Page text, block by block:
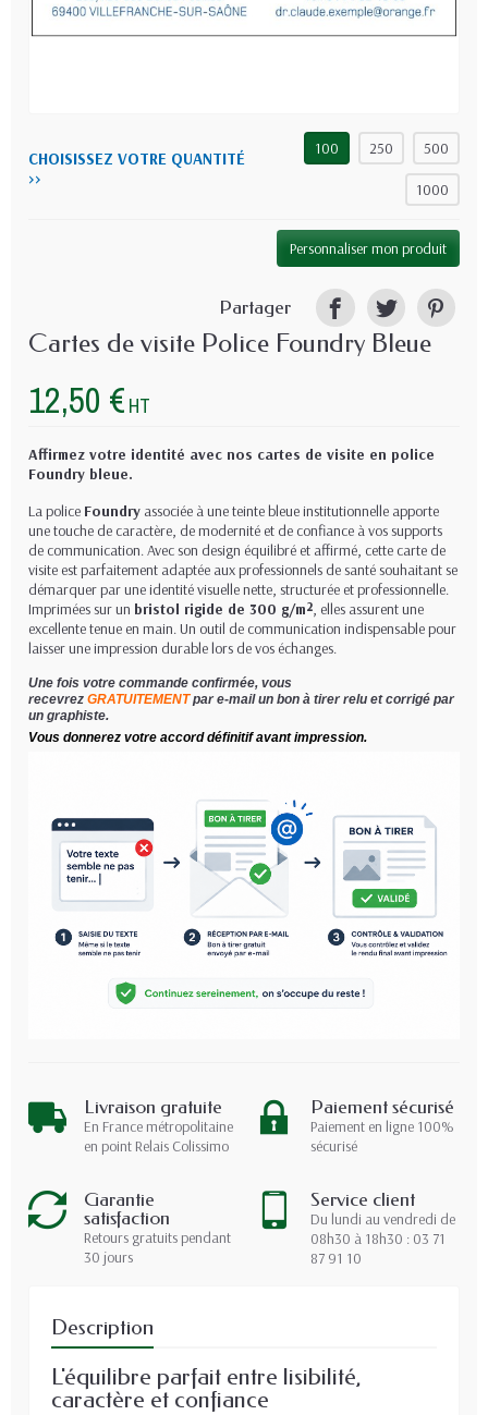
CHOISISSEZ VOTRE QUANTITÉ
>>
100 250 500
1000
Personnaliser mon produit
Partager
Cartes de visite Police Foundry Bleue
12,50 € HT
Affirmez votre identité avec nos cartes de visite en police
Foundry bleue.
La police Foundry associée à une teinte bleue institutionnelle apporte
une touche de caractère, de modernité et de confiance à vos supports
de communication. Avec son design équilibré et affirmé, cette carte de
visite est parfaitement adaptée aux professionnels de santé souhaitant se
démarquer par une identité visuelle nette, structurée et professionnelle.
Imprimées sur un bristol rigide de 300 g/m², elles assurent une
excellente tenue en main. Un outil de communication indispensable pour
laisser une impression durable lors de vos échanges.
Une fois votre commande confirmée, vous
recevrez GRATUITEMENT par e-mail un bon à tirer relu et corrigé par
un graphiste.
Vous donnerez votre accord définitif avant impression.
Livraison gratuite
En France métropolitaine
en point Relais Colissimo
Paiement sécurisé
Paiement en ligne 100%
sécurisé
Garantie
satisfaction
Retours gratuits pendant
30 jours
Service client
Du lundi au vendredi de
08h30 à 18h30 : 03 71
87 91 10
Description
L'équilibre parfait entre lisibilité,
caractère et confiance